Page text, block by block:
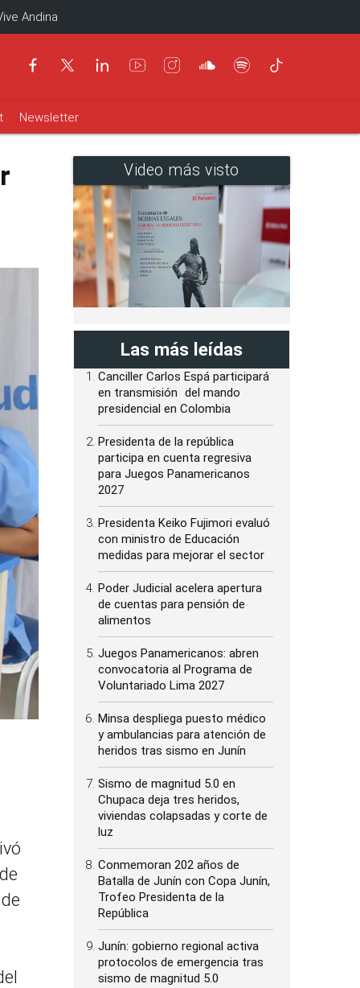
Andina
Newsletter
Video más visto
Las más leídas
Canciller Carlos Espá participará
en transmisión del mando
presidencial en Colombia
Presidenta de la república
participa en cuenta regresiva
para Juegos Panamericanos
2027
Presidenta Keiko Fujimori evaluó
con ministro de Educación
medidas para mejorar el sector
Poder Judicial acelera apertura
de cuentas para pensión de
alimentos
Juegos Panamericanos: abren
convocatoria al Programa de
Voluntariado Lima 2027
Minsa despliega puesto médico
y ambulancias para atención de
heridos tras sismo en Junín
Sismo de magnitud 5.0 en
Chupaca deja tres heridos,
viviendas colapsadas y corte de
luz
Conmemoran 202 años de
Batalla de Junín con Copa Junín,
Trofeo Presidenta de la
República
Junín: gobierno regional activa
protocolos de emergencia tras
sismo de magnitud 5.0